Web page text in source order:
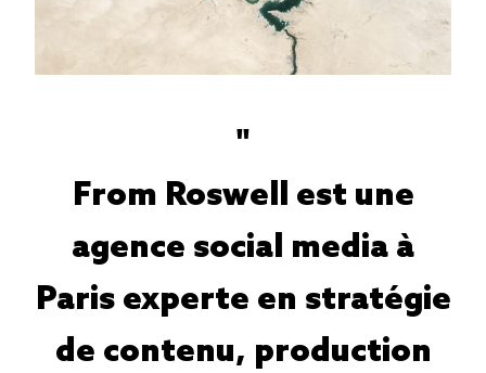
"
From Roswell est une
agence social media à
Paris experte en stratégie
de contenu, production